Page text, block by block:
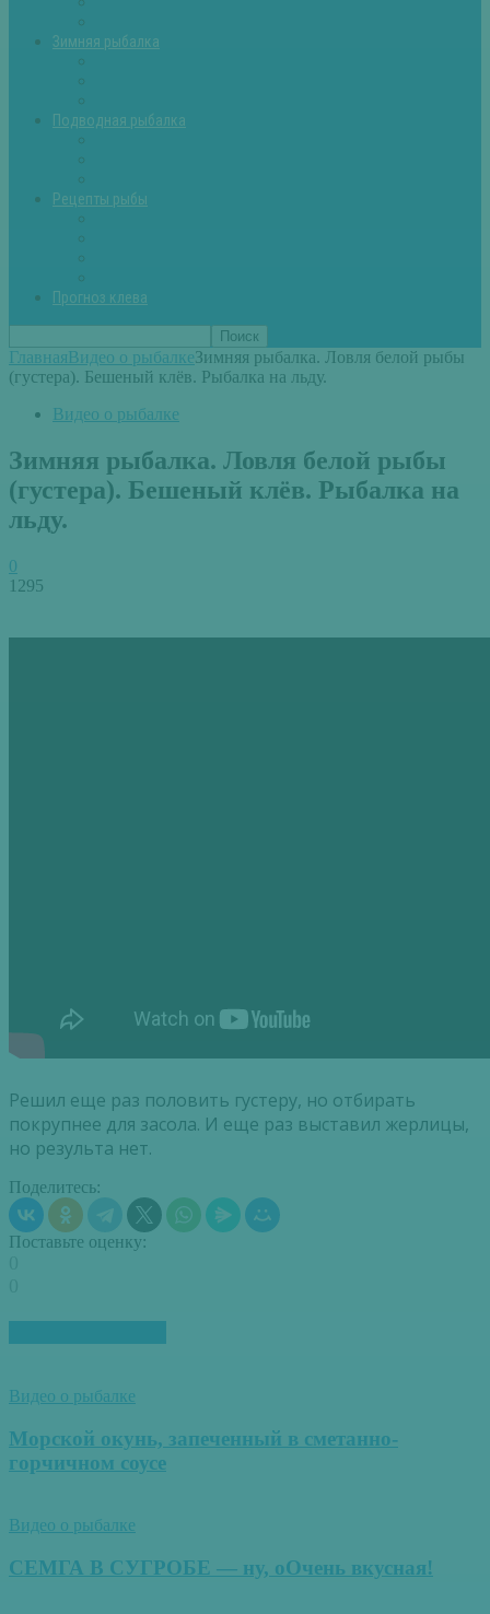
Зимняя рыбалка
Подводная рыбалка
Рецепты рыбы
Прогноз клева
ГлавнаяВидео о рыбалкеЗимняя рыбалка. Ловля белой рыбы
(густера). Бешеный клёв. Рыбалка на льду.
Видео о рыбалке
Зимняя рыбалка. Ловля белой рыбы
(густера). Бешеный клёв. Рыбалка на
льду.
0
1295
Решил еще раз половить густеру, но отбирать
покрупнее для засола. И еще раз выставил жерлицы,
но результа нет.
Поделитесь:
Поставьте оценку:
Видео о рыбалке
Морской окунь, запеченный в сметанно-
горчичном соусе
Видео о рыбалке
СЕМГА В СУГРОБЕ — ну, оОчень вкусная!